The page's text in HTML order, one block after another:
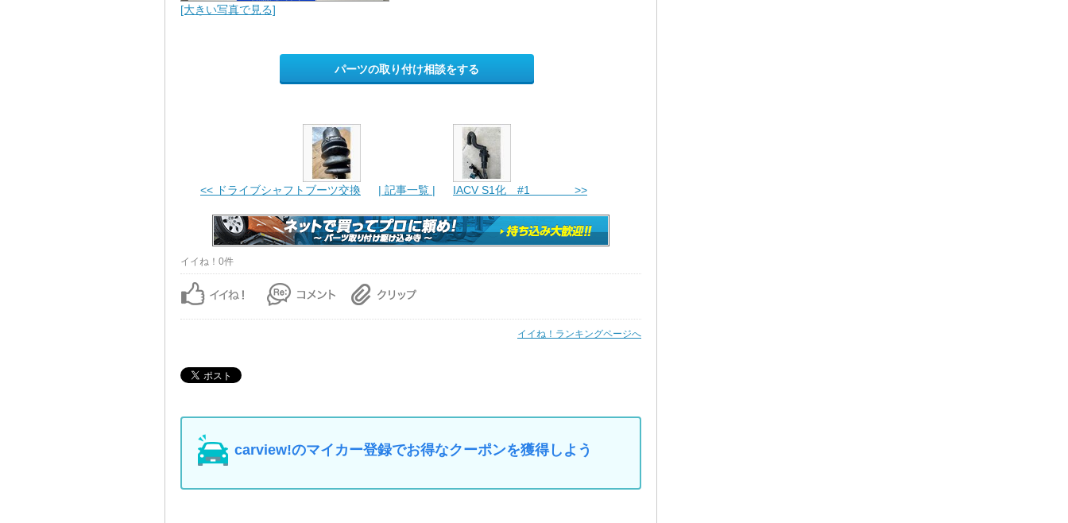
[大きい写真で見る]
パーツの取り付け相談をする
<< ドライブシャフトブーツ交換 | 記事一覧 | IACV S1化 #1 >>
イイね！0件
イイね！ランキングページへ
carview!のマイカー登録でお得なクーポンを獲得しよう